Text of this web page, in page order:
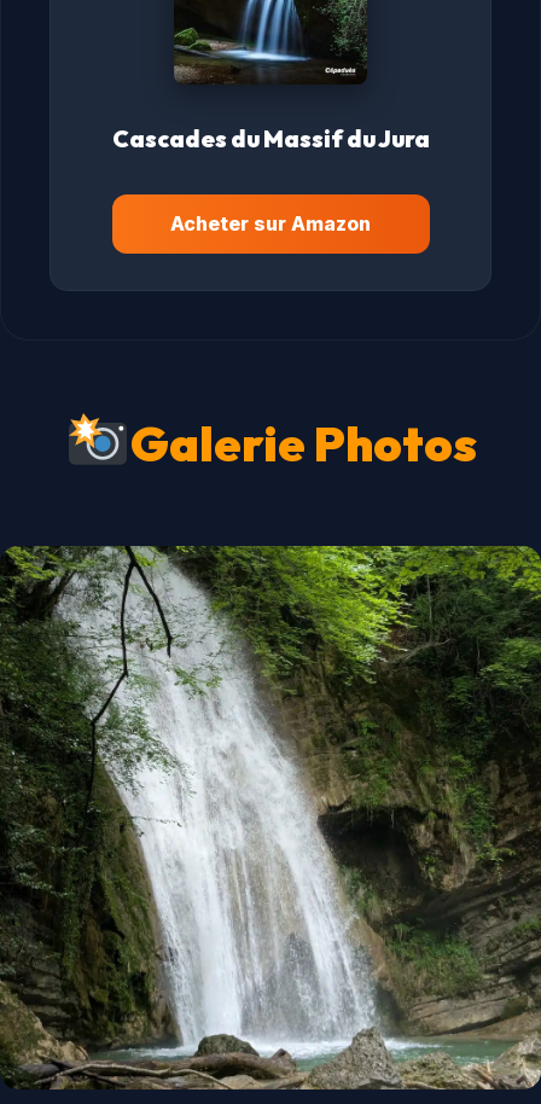
Cascades du Massif du Jura
Acheter sur Amazon
Galerie Photos